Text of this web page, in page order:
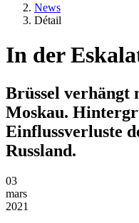
News
Détail
In der
Brüssel verhängt
Moskau.
Einflussverluste
Russland.
03
mars
2021